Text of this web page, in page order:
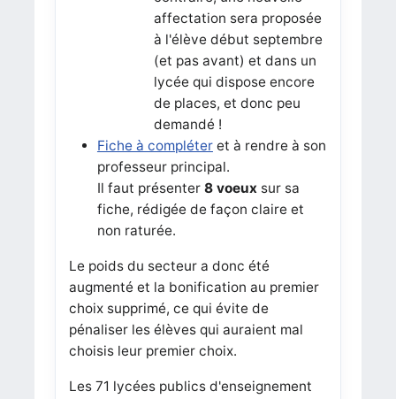
affectation sera proposée
à l'élève début septembre
(et pas avant) et dans un
lycée qui dispose encore
de places, et donc peu
demandé !
Fiche à compléteret à rendre à son
professeur principal.
Il faut présenter 8 voeuxsur sa
fiche, rédigée de façon claire et
non raturée.
Le poids du secteur a donc été
augmenté et la bonification au premier
choix supprimé, ce qui évite de
pénaliser les élèves qui auraient mal
choisis leur premier choix.
Les 71 lycées publics d'enseignement